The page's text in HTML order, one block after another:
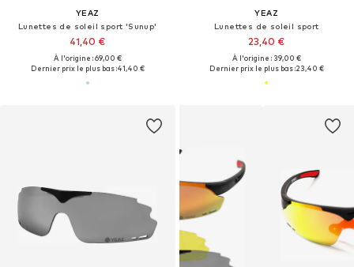
YEAZ
Lunettes de soleil sport 'Sunup'
41,40 €
À l'origine : 69,00 €
Dernier prix le plus bas :41,40 €
YEAZ
Lunettes de soleil sport
23,40 €
À l'origine : 39,00 €
Dernier prix le plus bas :23,40 €